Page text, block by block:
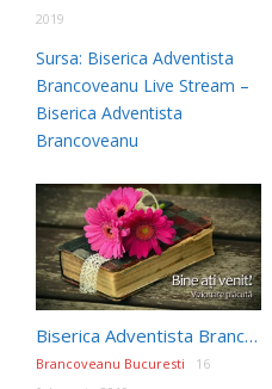
2019
Sursa: Biserica Adventista
Brancoveanu Live Stream –
Biserica Adventista
Brancoveanu
Biserica Adventista Brancoveanu Live Stream
Brancoveanu Bucuresti
16